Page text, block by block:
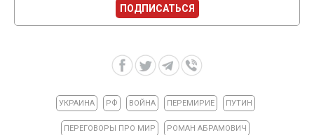
ПОДПИСАТЬСЯ
УКРАИНА РФ ВОЙНА ПЕРЕМИРИЕ ПУТИН
ПЕРЕГОВОРЫ ПРО МИР РОМАН АБРАМОВИЧ